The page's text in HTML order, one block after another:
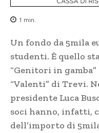
1 min.
Un fondo da 5mila
studenti. È quello
“Genitori in
“Valenti” di Trevi.
presidente Luca
soci hanno, infatti,
dell’importo di